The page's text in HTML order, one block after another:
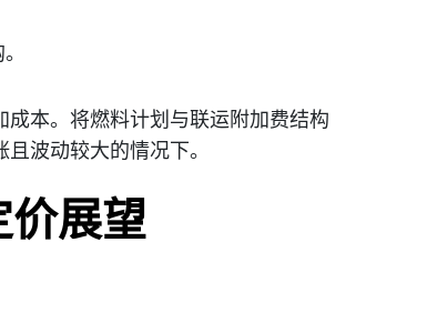
本。将燃料计划与联运附加费结构
波动较大的情况下。
展望